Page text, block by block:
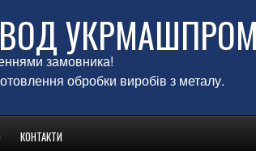
замовника!
обробки виробів з металу.
КОНТАКТИ